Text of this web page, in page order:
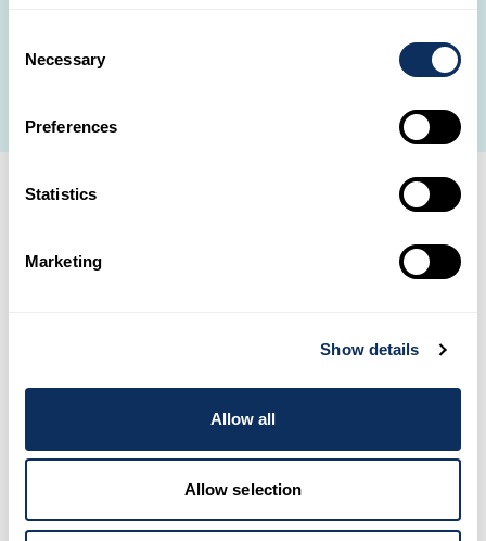
Selection
Necessary
Preferences
Statistics
Marketing
Show details
Allow all
Allow selection
Des vacances au Cambodge
au rythme de tes envies
Voyage d'aventure
L’appel de l’aventure : pour les amateurs de
sensations fortes, des séjours combinant
randonnée, sport et adrénaline. Pars à la
découverte de sites naturels exceptionnels,